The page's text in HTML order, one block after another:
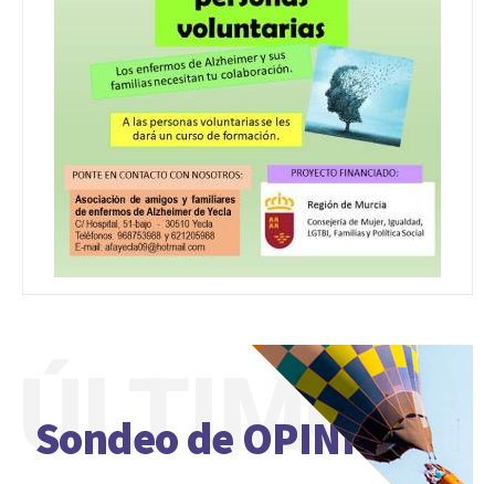
Sondeo de OPINIÓN
ÚLTIMO